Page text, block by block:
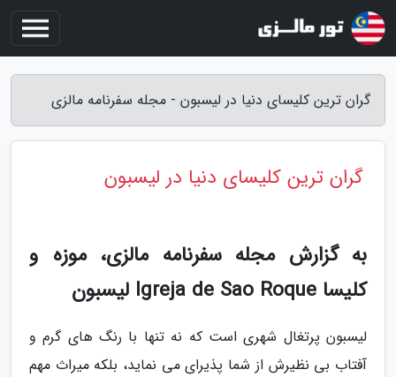
گران ترین کلیسای دنیا در لیسبون - مجله سفرنامه مالزی
گران ترین کلیسای دنیا در لیسبون
به گزارش مجله سفرنامه مالزی، موزه و
کلیسا Igreja de Sao Roque لیسبون
لیسبون پرتغال شهری است که نه تنها با رنگ های گرم و
آفتاب بی نظیرش از شما پذیرای می نماید، بلکه میراث مهم